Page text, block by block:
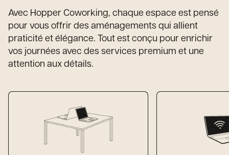
Avec Hopper Coworking, chaque espace est pensé
pour vous offrir des aménagements qui allient
praticité et élégance. Tout est conçu pour enrichir
vos journées avec des services premium et une
attention aux détails.